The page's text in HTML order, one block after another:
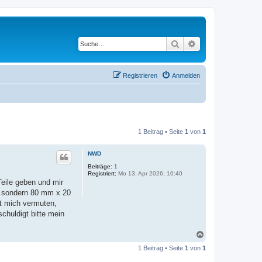
Suche
Anmelden
Registrieren
1 Beitrag • Seite 1 von 1
NWD
Beiträge: 1
Registriert: Mo 13. Apr 2026, 10:40
geben und mir
80 mm x 20
vermuten,
bitte mein
c
1 Beitrag • Seite 1 von 1